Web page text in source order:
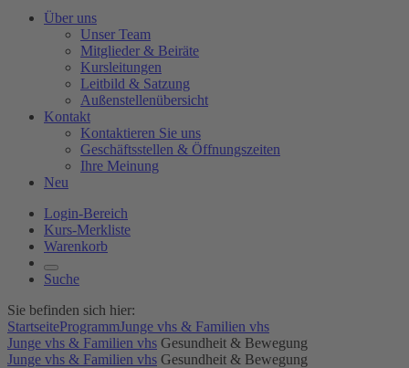
Über uns
Unser Team
Mitglieder & Beiräte
Kursleitungen
Leitbild & Satzung
Außenstellenübersicht
Kontakt
Kontaktieren Sie uns
Geschäftsstellen & Öffnungszeiten
Ihre Meinung
Neu
Login-Bereich
Kurs-Merkliste
Warenkorb
Suche
Sie befinden sich hier:
StartseiteProgrammJunge vhs & Familien vhs
Junge vhs & Familien vhs Gesundheit & Bewegung
Junge vhs & Familien vhs Gesundheit & Bewegung